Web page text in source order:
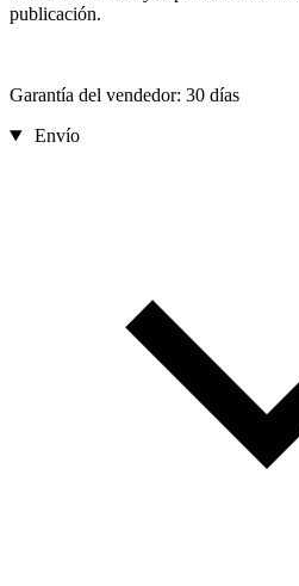
publicación.
Garantía del vendedor: 30 días
Envío